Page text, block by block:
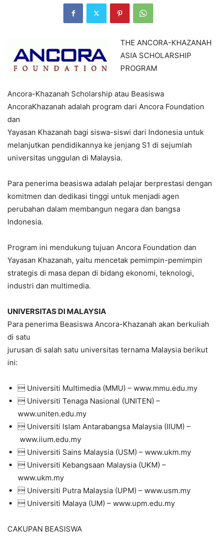
THE ANCORA-KHAZANAH
ASIA SCHOLARSHIP
PROGRAM
Ancora-Khazanah Scholarship atau Beasiswa
AncoraKhazanah adalah program dari Ancora Foundation
dan
Yayasan Khazanah bagi siswa-siswi dari Indonesia untuk
melanjutkan pendidikannya ke jenjang S1 di sejumlah
universitas unggulan di Malaysia.
Para penerima beasiswa adalah pelajar berprestasi dengan
komitmen dan dedikasi tinggi untuk menjadi agen
perubahan dalam membangun negara dan bangsa
Indonesia.
Program ini mendukung tujuan Ancora Foundation dan
Yayasan Khazanah, yaitu mencetak pemimpin-pemimpin
strategis di masa depan di bidang ekonomi, teknologi,
industri dan multimedia.
UNIVERSITAS DI MALAYSIA
Para penerima Beasiswa Ancora-Khazanah akan berkuliah
di satu
jurusan di salah satu universitas ternama Malaysia berikut
ini:
 Universiti Multimedia (MMU) – www.mmu.edu.my
 Universiti Tenaga Nasional (UNITEN) –
www.uniten.edu.my
 Universiti Islam Antarabangsa Malaysia (IIUM) –
www.iium.edu.my
 Universiti Sains Malaysia (USM) – www.ukm.my
 Universiti Kebangsaan Malaysia (UKM) –
www.ukm.my
 Universiti Putra Malaysia (UPM) – www.usm.my
 Universiti Malaya (UM) – www.upm.edu.my
CAKUPAN BEASISWA